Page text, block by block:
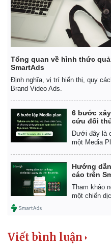
Kinh tế
Bất động sản
Tổng quan về hình thức
SmartAds
Định nghĩa, vị trí hiển thị, quy
Brand Video Ads.
6 bước
cứu đối
Dưới đây là
một Media
Hướng
cáo trên
Tham khảo
một chiến
Viết bình luận